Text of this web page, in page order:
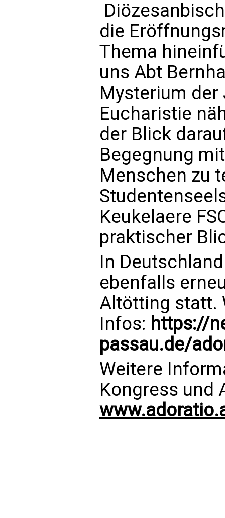
die
Thema
uns Abt
Mysterium
Eucharistie
der Blick
Begegnung
Menschen zu
Keukelaere
praktischer
In
ebenfalls
Altötting statt.
Infos: https://
passau.de/
Weitere
Kongress und